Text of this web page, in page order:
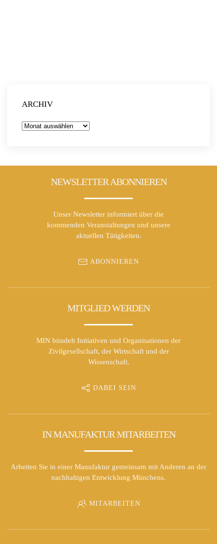
ARCHIV
Archiv
NEWSLETTER ABONNIEREN
Unser Newsletter informiert über die
kommenden Veranstaltungen und unsere
aktuellen Tätigkeiten.
ABONNIEREN
MITGLIED WERDEN
MIN bündelt Initiativen und Organisationen der
Zivilgesellschaft, der Wirtschaft und der
Wissenschaft.
DABEI SEIN
IN MANUFAKTUR MITARBEITEN
Arbeiten Sie in einer Manufaktur gemeinsam mit Anderen an der
nachhaltigen Entwicklung Münchens.
MITARBEITEN